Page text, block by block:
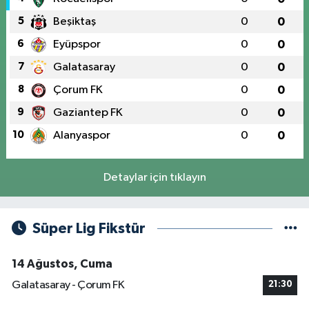
5 Beşiktaş 0 0
6 Eyüpspor 0 0
7 Galatasaray 0 0
8 Çorum FK 0 0
9 Gaziantep FK 0 0
10 Alanyaspor 0 0
Detaylar için tıklayın
Süper Lig Fikstür
14 Ağustos, Cuma
Galatasaray - Çorum FK
21:30